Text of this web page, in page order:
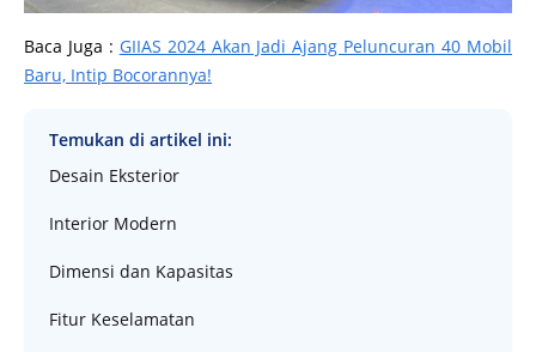
Baca Juga : GIIAS 2024 Akan Jadi Ajang Peluncuran 40 Mobil
Baru, Intip Bocorannya!
Temukan di artikel ini:
Desain Eksterior
Interior Modern
Dimensi dan Kapasitas
Fitur Keselamatan